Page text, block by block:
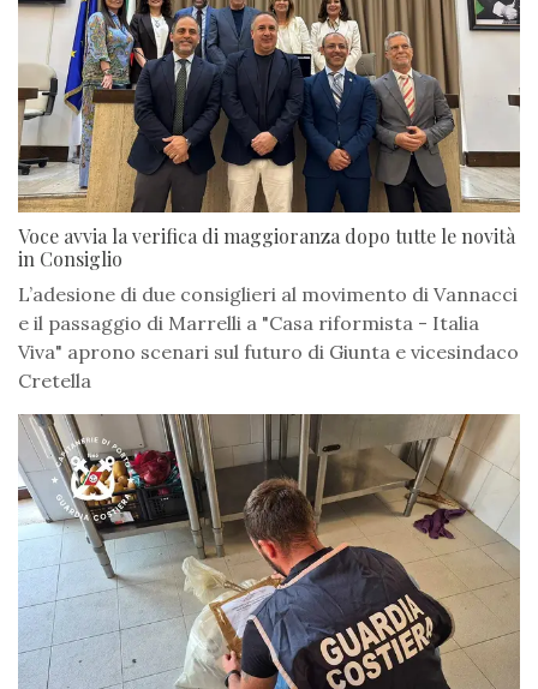
Voce avvia la verifica di maggioranza dopo tutte le novità
in Consiglio
L’adesione di due consiglieri al movimento di Vannacci
e il passaggio di Marrelli a "Casa riformista - Italia
Viva" aprono scenari sul futuro di Giunta e vicesindaco
Cretella